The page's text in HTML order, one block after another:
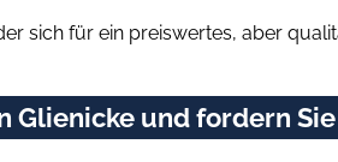
sich für ein preiswertes, aber
Glienicke und fordern